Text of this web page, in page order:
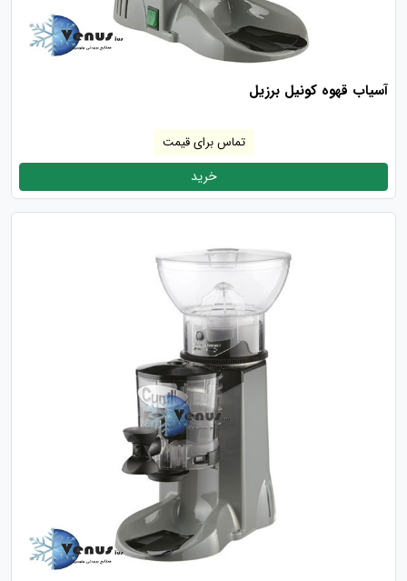
آسیاب قهوه کونیل برزیل
تماس برای قیمت
خرید